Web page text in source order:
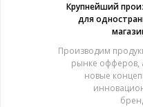
Крупнейший
для
Производим
рынке офферов,
новые